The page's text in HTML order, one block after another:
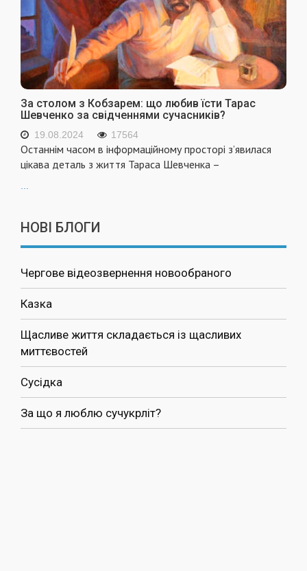
За столом з Кобзарем: що любив їсти Тарас
Шевченко за свідченнями сучасників?
19.08.2024 17564
Останнім часом в інформаційному просторі з’явилася
цікава деталь з життя Тараса Шевченка –
НОВІ БЛОГИ
Чергове відеозвернення новообраного
Казка
Щасливе життя складається із щасливих
миттєвостей
Сусідка
За що я люблю сучукрліт?